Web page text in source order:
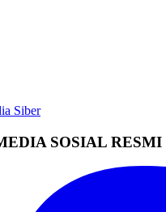
Siber
SOSIAL